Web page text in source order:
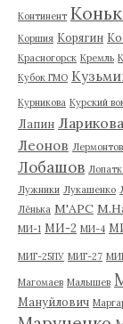
Континент
Коршия Корягин
Красногорск Кремль
Кубок ГМО
Курникова Курский
Лапин Ларикова
Леонов Лермонтов
Лобашов
Лужники Лукашенко
Лёнька М'АРС
МИ-1 МИ-2 МИ-4
МИГ-25ПУ МИГ-27
Магомаев Малышев
Мануйлович